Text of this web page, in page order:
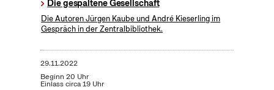
Die gespaltene Gesellschaft
Die Autoren Jürgen Kaube und André Kieserling im
Gespräch in der Zentralbibliothek.
29.11.2022
Beginn 20 Uhr
Einlass circa 19 Uhr